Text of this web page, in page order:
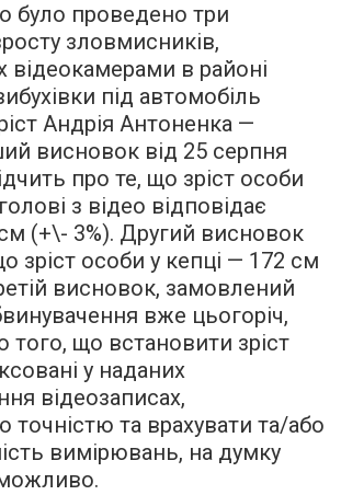
було проведено три
зловмисників,
відеокамерами в районі
під автомобіль
Андрія Антоненка —
висновок від 25 серпня
про те, що зріст особи
з відео відповідає
см (+\- 3%). Другий висновок
зріст особи у кепці — 172 см
висновок, замовлений
вже цьогоріч,
того, що встановити зріст
у наданих
відеозаписах,
точністю та врахувати та/або
вимірювань, на думку